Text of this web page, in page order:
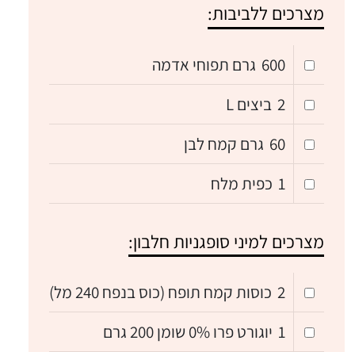
מצרכים ללביבות:
600 גרם תפוחי אדמה
2 ביצים L
60 גרם קמח לבן
1 כפית מלח
מצרכים למיני סופגניות חלבון:
2 כוסות קמח תופח (כוס בנפח 240 מל)
1 יוגורט פרו 0% שומן 200 גרם